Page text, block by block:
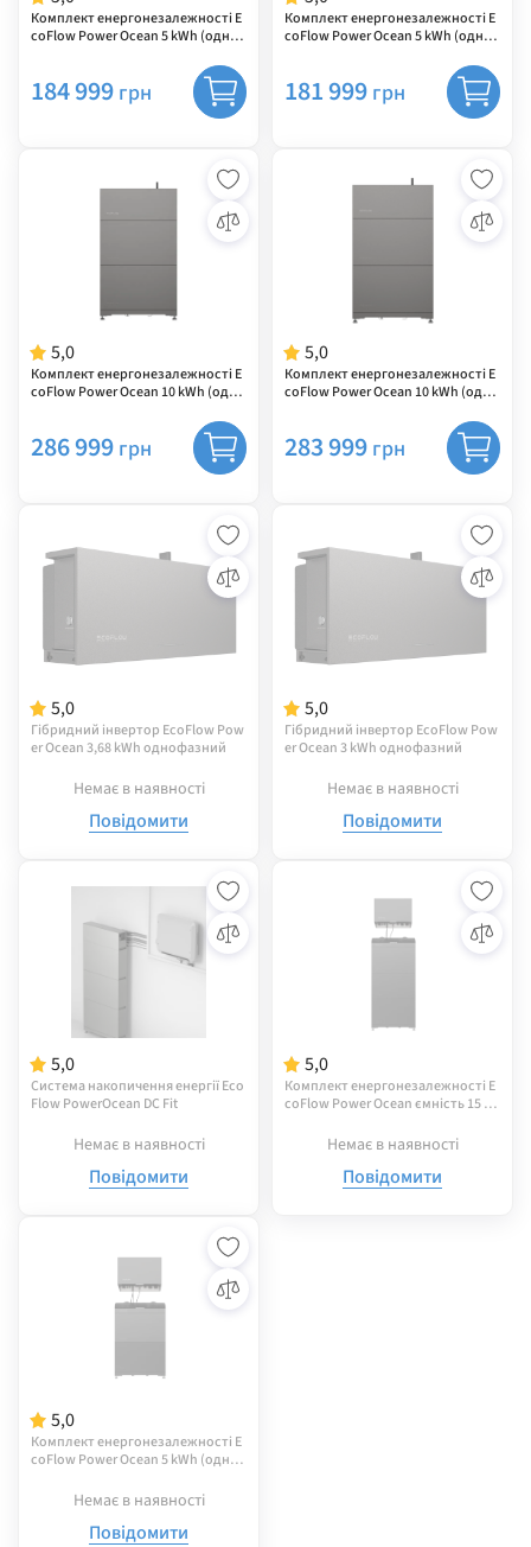
Комплект енергонезалежності E
coFlow Power Ocean 5 kWh (одно
184 999 грн
Комплект енергонезалежності E
coFlow Power Ocean 5 kWh (одно
181 999 грн
5,0
Комплект енергонезалежності E
coFlow Power Ocean 10 kWh (одно
286 999 грн
5,0
Комплект енергонезалежності E
coFlow Power Ocean 10 kWh (одно
283 999 грн
5,0
Гібридний інвертор EcoFlow Pow
er Ocean 3,68 kWh однофазний
Немає в наявності
Повідомити
5,0
Гібридний інвертор EcoFlow Pow
er Ocean 3 kWh однофазний
Немає в наявності
Повідомити
5,0
Система накопичення енергії Eco
Flow PowerOcean DC Fit
Немає в наявності
Повідомити
5,0
Комплект енергонезалежності E
coFlow Power Ocean ємність 15 k
Немає в наявності
Повідомити
5,0
Комплект енергонезалежності E
coFlow Power Ocean 5 kWh (одно
Немає в наявності
Повідомити